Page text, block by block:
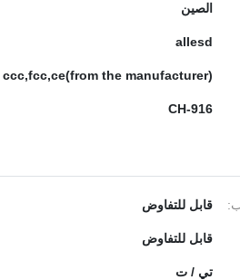
الصين
allesd
ccc,fcc,ce(from the manufacturer)
CH-916
قابل للتفاوض
قابل للتفاوض
تي / ت